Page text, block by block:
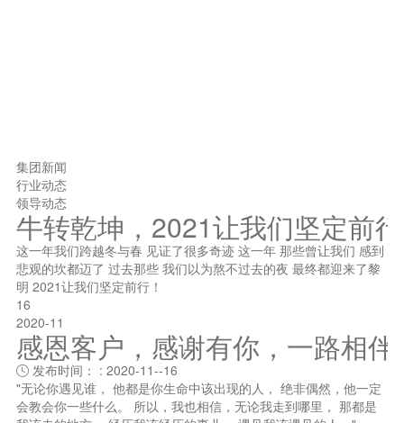
集团新闻
行业动态
领导动态
牛转乾坤，2021让我们坚定前
这一年我们跨越冬与春 见证了很多奇迹 这一年 那些曾让我们 感到
悲观的坎都迈了 过去那些 我们以为熬不过去的夜 最终都迎来了黎
明 2021让我们坚定前行！
16
2020-11
感恩客户，感谢有你，一路相伴
发布时间： : 2020-11--16
"无论你遇见谁， 他都是你生命中该出现的人， 绝非偶然，他一定
会教会你一些什么。 所以，我也相信，无论我走到哪里， 那都是